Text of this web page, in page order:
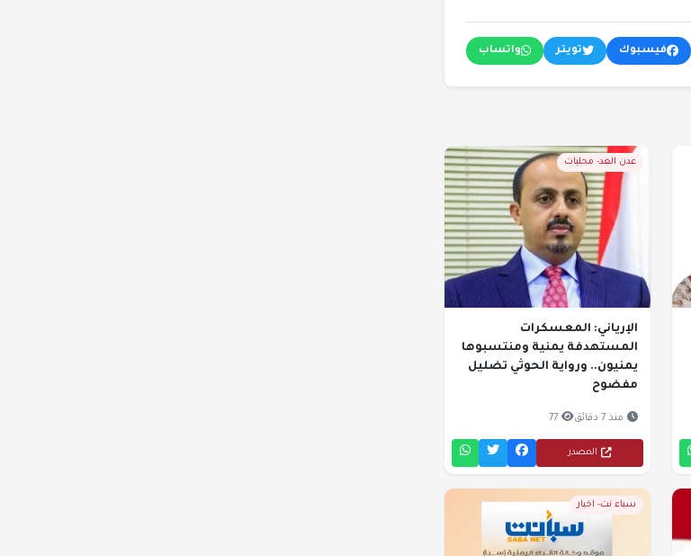
فيسبوك تويتر واتساب
عدن الغد- محليات
الإرياني: المعسكرات
المستهدفة يمنية ومنتسبوها
يمنيون.. ورواية الحوثي تضليل
مفضوح
منذ 7 دقائق 77
المصدر
سباء نت- اخبار